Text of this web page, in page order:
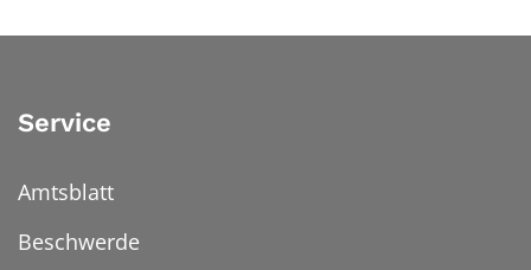
Service
Amtsblatt
Beschwerde